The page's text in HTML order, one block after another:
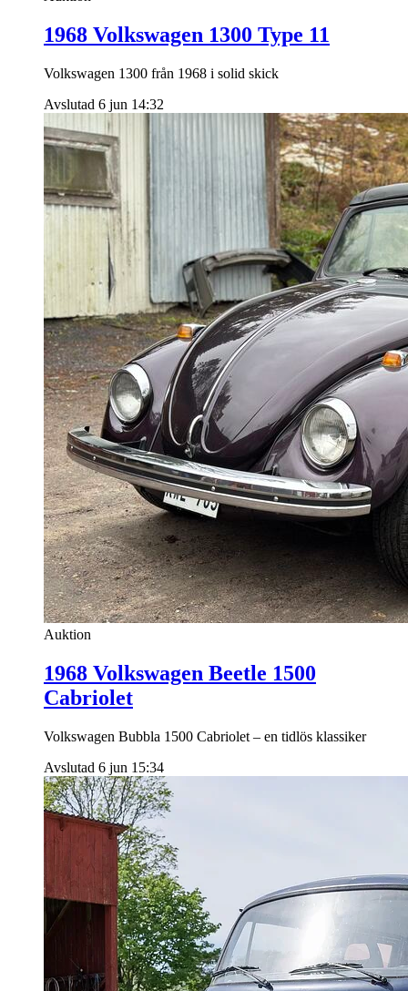
1968 Volkswagen 1300 Type 11
Volkswagen 1300 från 1968 i solid skick
Avslutad 6 jun 14:32
Auktion
1968 Volkswagen Beetle 1500
Cabriolet
Volkswagen Bubbla 1500 Cabriolet – en tidlös klassiker
Avslutad 6 jun 15:34